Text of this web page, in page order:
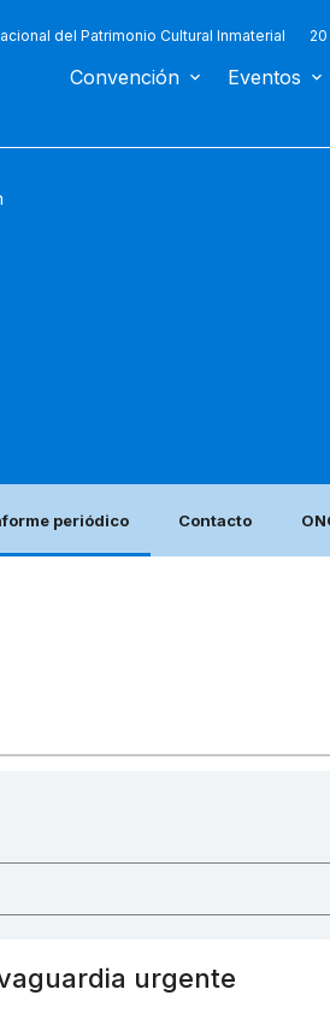
del Patrimonio Cultural Inmaterial
Convención Eventos
periódico Contacto
urgente